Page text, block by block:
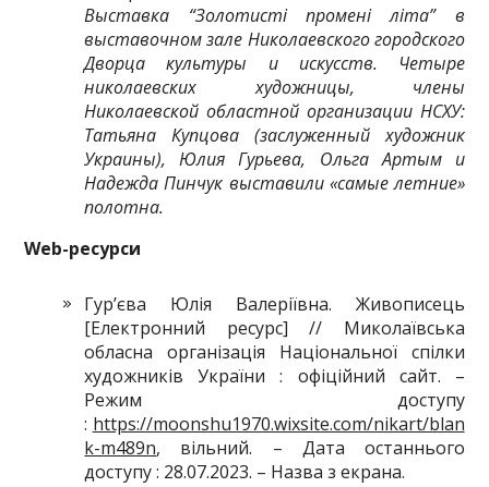
Выставка “Золотисті промені літа” в
выставочном зале Николаевского городского
Дворца культуры и искусств. Четыре
николаевских художницы, члены
Николаевской областной организации НСХУ:
Татьяна Купцова (заслуженный художник
Украины), Юлия Гурьева, Ольга Артым и
Надежда Пинчук выставили «самые летние»
полотна.
Web-ресурси
Гур’єва Юлія Валеріївна. Живописець
[Електронний ресурс] // Миколаївська
обласна організація Національної спілки
художників України : офіційний сайт. –
Режим доступу
: https://moonshu1970.wixsite.com/nikart/blan
k-m489n, вільний. – Дата останнього
доступу : 28.07.2023. – Назва з екрана.